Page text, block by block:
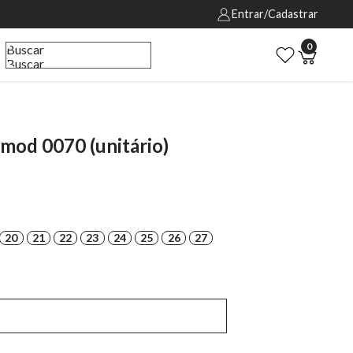
Entrar/Cadastrar
Buscar
Buscar
0
0070 (unitário)
20 21 22 23 24 25 26
27